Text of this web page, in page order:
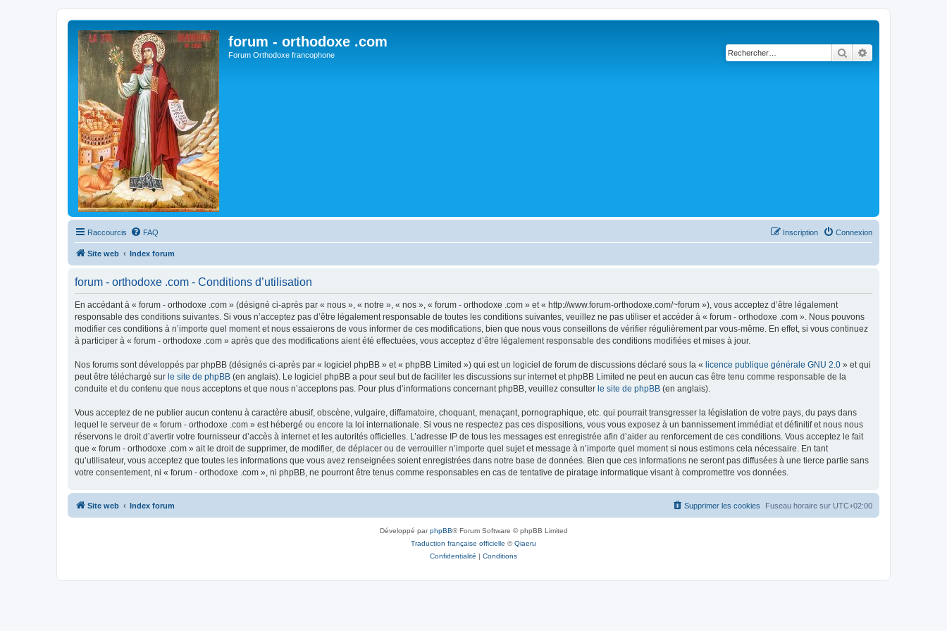
forum - orthodoxe .com
Forum Orthodoxe francophone Rechercher
Raccourcis FAQ Connexion
Inscription
Site web Index forum
forum - orthodoxe .com - Conditions d’utilisation
En accédant à « forum - orthodoxe .com » (désigné ci-après par « nous », « notre », « nos », « forum - orthodoxe .com » et « http://www.forum-orthodoxe.com/~forum »), vous acceptez d’être légalement
responsable des conditions suivantes. Si vous n’acceptez pas d’être légalement responsable de toutes les conditions suivantes, veuillez ne pas utiliser et accéder à « forum - orthodoxe .com ». Nous pouvons
modifier ces conditions à n’importe quel moment et nous essaierons de vous informer de ces modifications, bien que nous vous conseillons de vérifier régulièrement par vous-même. En effet, si vous continuez
à participer à « forum - orthodoxe .com » après que des modifications aient été effectuées, vous acceptez d’être légalement responsable des conditions modifiées et mises à jour.
Nos forums sont développés par phpBB (désignés ci-après par « logiciel phpBB » et « phpBB Limited ») qui est un logiciel de forum de discussions déclaré sous la « licence publique générale GNU 2.0 » et qui
peut être téléchargé sur le site de phpBB (en anglais). Le logiciel phpBB a pour seul but de faciliter les discussions sur internet et phpBB Limited ne peut en aucun cas être tenu comme responsable de la
conduite et du contenu que nous acceptons et que nous n’acceptons pas. Pour plus d’informations concernant phpBB, veuillez consulter le site de phpBB (en anglais).
Vous acceptez de ne publier aucun contenu à caractère abusif, obscène, vulgaire, diffamatoire, choquant, menaçant, pornographique, etc. qui pourrait transgresser la législation de votre pays, du pays dans
lequel le serveur de « forum - orthodoxe .com » est hébergé ou encore la loi internationale. Si vous ne respectez pas ces dispositions, vous vous exposez à un bannissement immédiat et définitif et nous nous
réservons le droit d’avertir votre fournisseur d’accès à internet et les autorités officielles. L’adresse IP de tous les messages est enregistrée afin d’aider au renforcement de ces conditions. Vous acceptez le fait
que « forum - orthodoxe .com » ait le droit de supprimer, de modifier, de déplacer ou de verrouiller n’importe quel sujet et message à n’importe quel moment si nous estimons cela nécessaire. En tant
qu’utilisateur, vous acceptez que toutes les informations que vous avez renseignées soient enregistrées dans notre base de données. Bien que ces informations ne seront pas diffusées à une tierce partie sans
votre consentement, ni « forum - orthodoxe .com », ni phpBB, ne pourront être tenus comme responsables en cas de tentative de piratage informatique visant à compromettre vos données.
Site web Index forum Fuseau horaire sur UTC+02:00
Supprimer les cookies
Développé parphpBB® Forum Software © phpBB Limited
Traduction française officielle ©Qiaeru
Confidentialité | Conditions